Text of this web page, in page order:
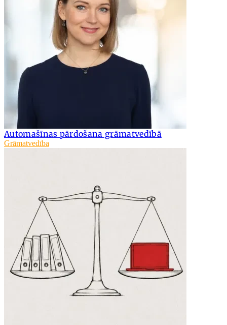
Automašīnas pārdošana grāmatvedībā
Grāmatvedība